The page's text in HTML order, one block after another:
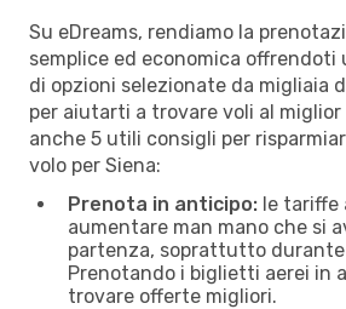
Su eDreams, rendiamo la
semplice ed economica offrendoti
di opzioni selezionate da migliaia
per aiutarti a trovare voli al miglior
anche 5 utili consigli per
volo per Siena:
Prenota in anticipo: le tariffe
aumentare man mano che si
partenza, soprattutto durante
Prenotando i biglietti aerei in
trovare offerte migliori.